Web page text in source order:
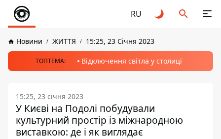
RU
Новини ЖИТТЯ 15:25, 23 Січня 2023
ТОПТЕМА: Відключення світла у столиці
15:25, 23 січня 2023
У Києві на Подолі побудували
культурний простір із міжнародною
виставкою: де і як виглядає